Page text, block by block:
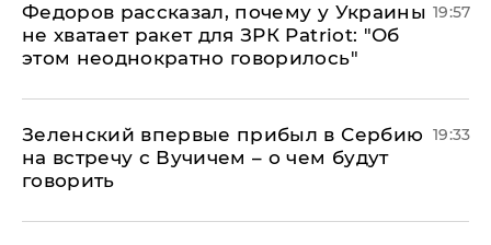
Федоров рассказал, почему у Украины
не хватает ракет для ЗРК Patriot: "Об
этом неоднократно говорилось"
19:57
Зеленский впервые прибыл в Сербию
на встречу с Вучичем – о чем будут
говорить
19:33